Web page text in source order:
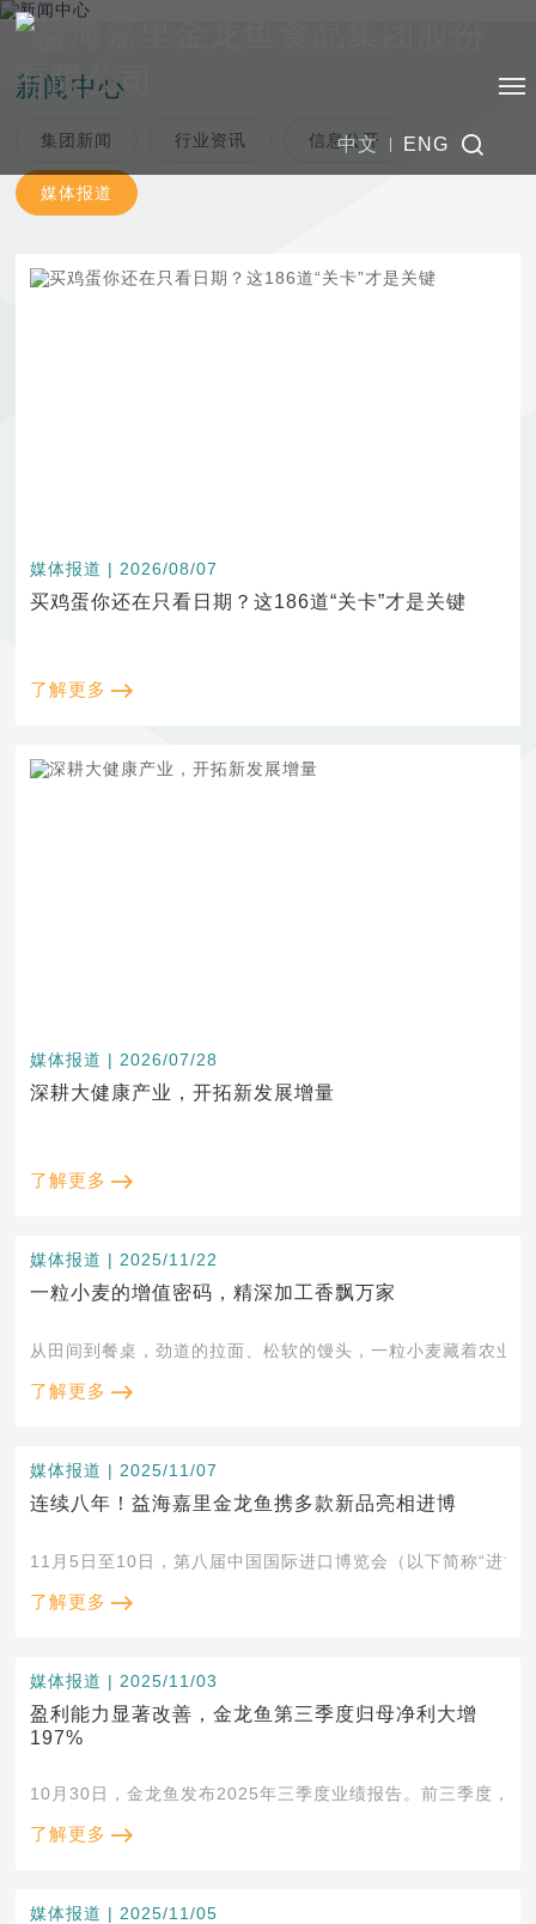
中文 ENG
新闻中心
集团新闻 行业资讯 信息公开
媒体报道
媒体报道 | 2026/08/07
买鸡蛋你还在只看日期？这186道“关卡”才是关键
了解更多
媒体报道 | 2026/07/28
深耕大健康产业，开拓新发展增量
了解更多
媒体报道 | 2025/11/22
一粒小麦的增值密码，精深加工香飘万家
了解更多
媒体报道 | 2025/11/07
连续八年！益海嘉里金龙鱼携多款新品亮相进博
11月5日至10日，第八届中国国际进口博览会（以下简称“进博
了解更多
媒体报道 | 2025/11/03
盈利能力显著改善，金龙鱼第三季度归母净利大增
197%
10月30日，金龙鱼发布2025年三季度业绩报告。前三季度，
了解更多
媒体报道 | 2025/11/05